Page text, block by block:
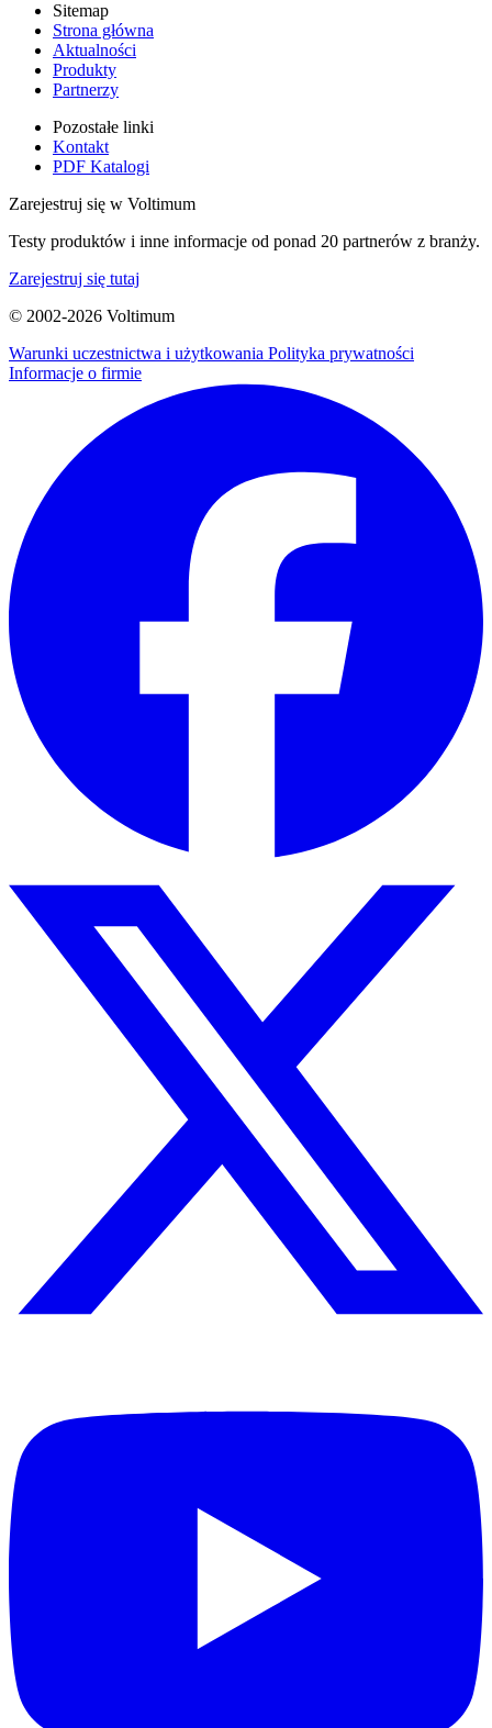
Sitemap
Strona główna
Aktualności
Produkty
Partnerzy
Pozostałe linki
Kontakt
PDF Katalogi
Zarejestruj się w Voltimum
Testy produktów i inne informacje od ponad 20 partnerów z branży.
Zarejestruj się tutaj
© 2002-2026 Voltimum
Warunki uczestnictwa i użytkowania Polityka prywatności
Informacje o firmie